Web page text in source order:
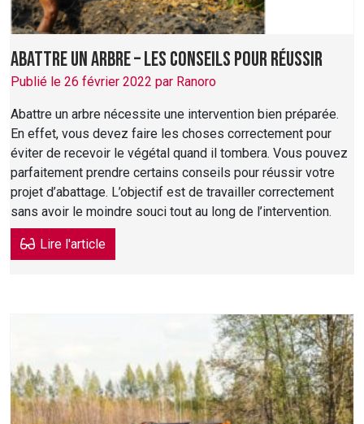
Abattre un arbre – les conseils pour réussir
Publié le 26 février 2022 par Ranoro
Abattre un arbre nécessite une intervention bien préparée.
En effet, vous devez faire les choses correctement pour
éviter de recevoir le végétal quand il tombera. Vous pouvez
parfaitement prendre certains conseils pour réussir votre
projet d’abattage. L’objectif est de travailler correctement
sans avoir le moindre souci tout au long de l’intervention.
Lire l'article